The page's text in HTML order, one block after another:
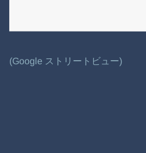
(Google ストリートビュー)